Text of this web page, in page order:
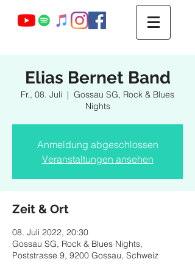
Webmaster Login
Elias Bernet Band
Fr., 08. Juli
  |
Gossau SG, Rock & Blues
Nights
Anmeldung abgeschlossen
Veranstaltungen ansehen
Zeit & Ort
08. Juli 2022, 20:30
Gossau SG, Rock & Blues Nights,
Poststrasse 9, 9200 Gossau, Schweiz